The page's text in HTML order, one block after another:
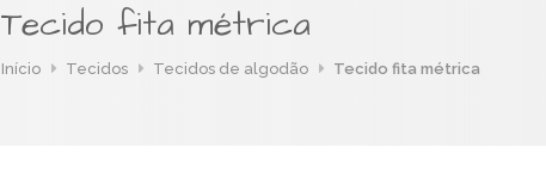
Tecido fita métrica
Início Tecidos Tecidos de algodão Tecido fita métrica